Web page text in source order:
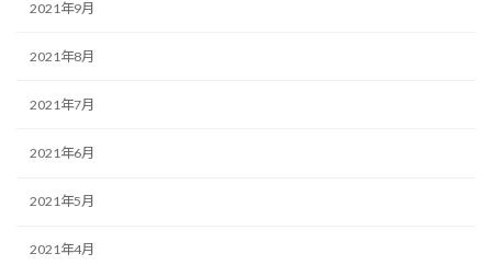
2021年9月
2021年8月
2021年7月
2021年6月
2021年5月
2021年4月